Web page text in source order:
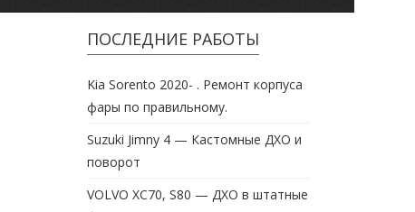
ПОСЛЕДНИЕ РАБОТЫ
Kia Sorento 2020- . Ремонт корпуса
фары по правильному.
Suzuki Jimny 4 — Кастомные ДХО и
поворот
VOLVO XC70, S80 — ДХО в штатные